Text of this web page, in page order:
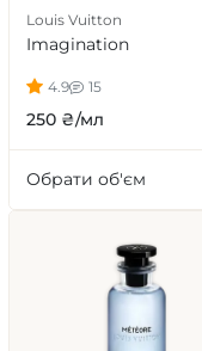
Louis Vuitton
Imagination
4.9 15
250 ₴/мл
Обрати об'єм